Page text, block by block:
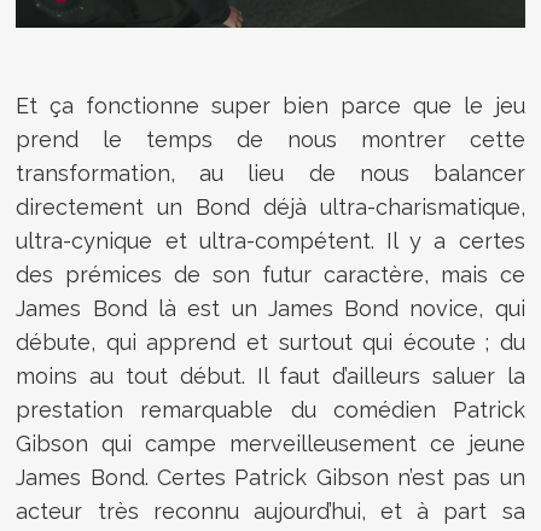
Et ça fonctionne super bien parce que le jeu
prend le temps de nous montrer cette
transformation, au lieu de nous balancer
directement un Bond déjà ultra-charismatique,
ultra-cynique et ultra-compétent. Il y a certes
des prémices de son futur caractère, mais ce
James Bond là est un James Bond novice, qui
débute, qui apprend et surtout qui écoute ; du
moins au tout début. Il faut d’ailleurs saluer la
prestation remarquable du comédien Patrick
Gibson qui campe merveilleusement ce jeune
James Bond. Certes Patrick Gibson n’est pas un
acteur très reconnu aujourd’hui, et à part sa